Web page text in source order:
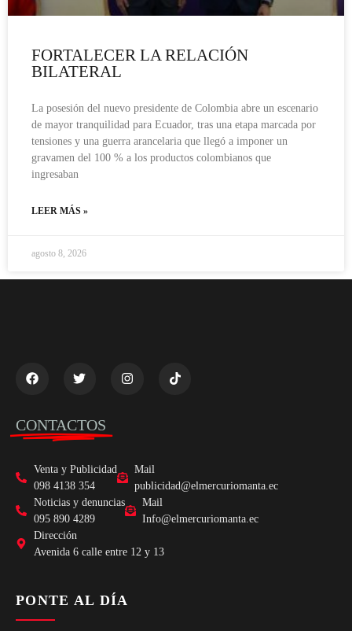
FORTALECER LA RELACIÓN
BILATERAL
La posesión del nuevo presidente de Colombia abre un escenario
de mayor tranquilidad para Ecuador, tras una etapa marcada por
tensiones y una guerra arancelaria que llegó a imponer un
gravamen del 100 % a los productos colombianos que
ingresaban
LEER MÁS »
agosto 8, 2026
CONTACTOS
Venta y Publicidad
098 4138 354
Mail
publicidad@elmercuriomanta.ec
Noticias y denuncias
095 890 4289
Mail
Info@elmercuriomanta.ec
Dirección
Avenida 6 calle entre 12 y 13
PONTE AL DÍA